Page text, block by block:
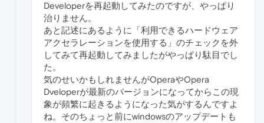
Developerを再起動してみたのですが、やっぱり
治りません。
あと記述にあるように「利用できるハードウェア
アクセラレーションを使用する」のチェックを外
してみて再起動してみましたがやっぱり駄目でし
た。
気のせいかもしれませんがOperaやOpera
Dveloperが最新のバージョンになってからこの現
象が頻繁に起きるようになった気がするんですよ
ね。そのちょっと前にwindowsのアップデートも